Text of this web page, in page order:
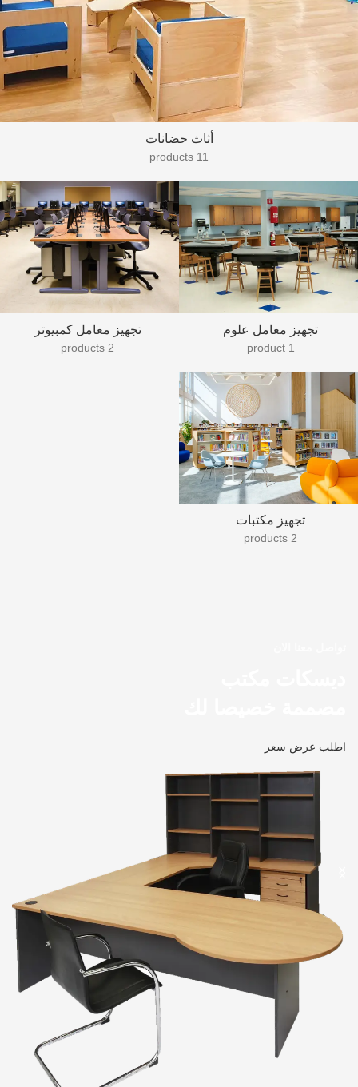
أثاث حضانات
11 products
تجهيز معامل علوم
1 product
تجهيز معامل كمبيوتر
2 products
تجهيز مكتبات
2 products
اطلب عرض سعر